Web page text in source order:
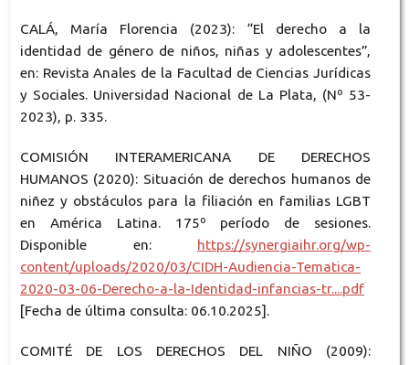
CALÁ, María Florencia (2023): “El derecho a la
identidad de género de niños, niñas y adolescentes”,
en: Revista Anales de la Facultad de Ciencias Jurídicas
y Sociales. Universidad Nacional de La Plata, (Nº 53-
2023), p. 335.
COMISIÓN INTERAMERICANA DE DERECHOS
HUMANOS (2020): Situación de derechos humanos de
niñez y obstáculos para la filiación en familias LGBT
en América Latina. 175º período de sesiones.
Disponible en: https://synergiaihr.org/wp-
content/uploads/2020/03/CIDH-Audiencia-Tematica-
2020-03-06-Derecho-a-la-Identidad-infancias-tr....pdf
[Fecha de última consulta: 06.10.2025].
COMITÉ DE LOS DERECHOS DEL NIÑO (2009):